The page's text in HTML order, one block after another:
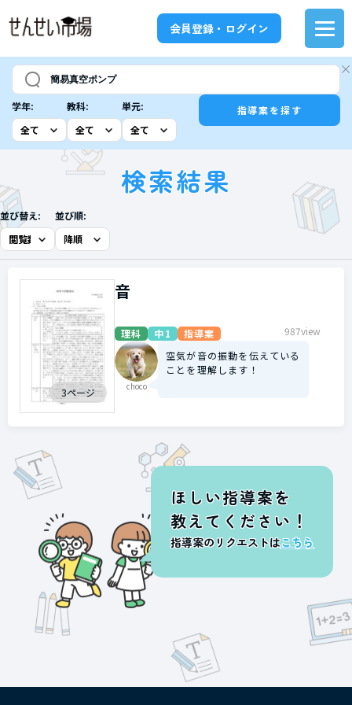
会員登録・ログイン
学年: 教科: 単元: 指導案を探す
検索結果
並び替え: 並び順:
3ページ
音
理科 中1 指導案 987view
choco
空気が音の振動を伝えている
ことを理解します！
ほしい指導案を
教えてください！
指導案のリクエストはこちら